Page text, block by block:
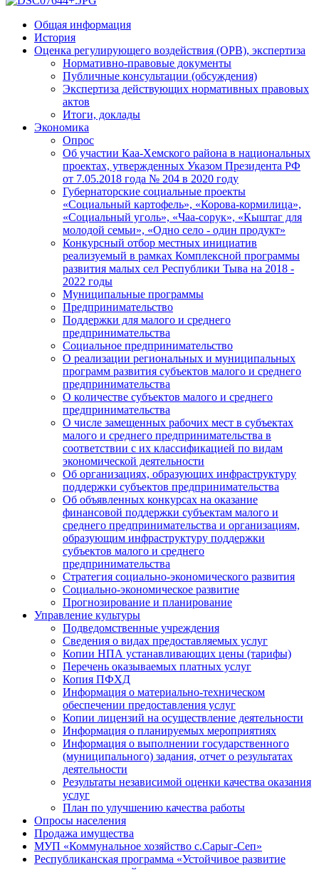
Общая информация
История
Оценка регулирующего воздействия (ОРВ), экспертиза
Нормативно-правовые документы
Публичные консультации (обсуждения)
Экспертиза действующих нормативных правовых
актов
Итоги, доклады
Экономика
Опрос
Об участии Каа-Хемского района в национальных
проектах, утвержденных Указом Президента РФ
от 7.05.2018 года № 204 в 2020 году
Губернаторские социальные проекты
«Социальный картофель», «Корова-кормилица»,
«Социальный уголь», «Чаа-сорук», «Кыштаг для
молодой семьи», «Одно село - один продукт»
Конкурсный отбор местных инициатив
реализуемый в рамках Комплексной программы
развития малых сел Республики Тыва на 2018 -
2022 годы
Муниципальные программы
Предпринимательство
Поддержки для малого и среднего
предпринимательства
Социальное предпринимательство
О реализации региональных и муниципальных
программ развития субъектов малого и среднего
предпринимательства
О количестве субъектов малого и среднего
предпринимательства
О числе замещенных рабочих мест в субъектах
малого и среднего предпринимательства в
соответствии с их классификацией по видам
экономической деятельности
Об организациях, образующих инфраструктуру
поддержки субъектов предпринимательства
Об объявленных конкурсах на оказание
финансовой поддержки субъектам малого и
среднего предпринимательства и организациям,
образующим инфраструктуру поддержки
субъектов малого и среднего
предпринимательства
Стратегия социально-экономического развития
Социально-экономическое развитие
Прогнозирование и планирование
Управление культуры
Подведомственные учреждения
Сведения о видах предоставляемых услуг
Копии НПА устанавливающих цены (тарифы)
Перечень оказываемых платных услуг
Копия ПФХД
Информация о материально-техническом
обеспечении предоставления услуг
Копии лицензий на осуществление деятельности
Информация о планируемых мероприятиях
Информация о выполнении государственного
(муниципального) задания, отчет о результатах
деятельности
Результаты независимой оценки качества оказания
услуг
План по улучшению качества работы
Опросы населения
Продажа имущества
МУП «Коммунальное хозяйство с.Сарыг-Сеп»
Республиканская программа «Устойчивое развитие